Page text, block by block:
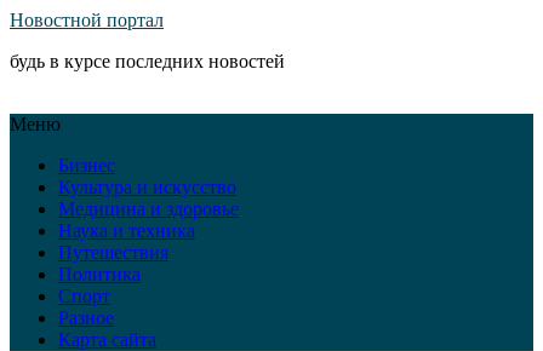
Новостной портал
будь в курсе последних новостей
Меню
Бизнес
Культура и искусство
Медицина и здоровье
Наука и техника
Путешествия
Политика
Спорт
Разное
Карта сайта